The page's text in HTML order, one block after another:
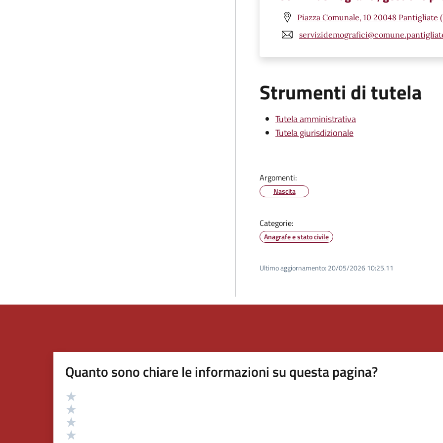
Piazza Comunale, 10 20048 Pantigliate
Strumenti di tutela
Tutela amministrativa
Tutela giurisdizionale
Argomenti:
Nascita
Categorie:
Anagrafe e stato civile
Ultimo aggiornamento: 20/05/2026 10:25.11
Quanto sono chiare le informazioni su questa pagina?
Valutazione